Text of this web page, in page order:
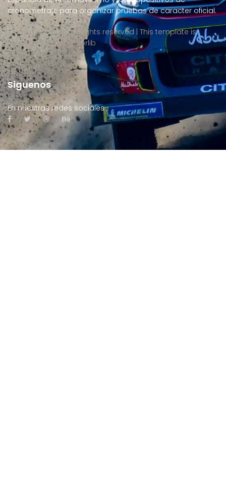
cronometraje para organizar pruebas de caracter oficial.
Copyright ©2026 All rights reserved | This template is
made with
by Colorlib
Siguenos
En nuestras redes sociales